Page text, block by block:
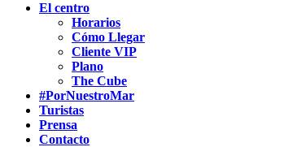
El centro
Horarios
Cómo Llegar
Cliente VIP
Plano
The Cube
#PorNuestroMar
Turistas
Prensa
Contacto